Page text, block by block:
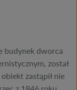
budynek dworca
został
zastąpił nie